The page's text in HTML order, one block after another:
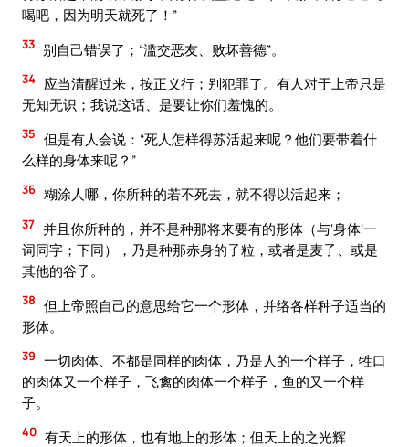
喝吧，因为明天就死了！”
33 别自己错误了；“滥交恶友、败坏善德”。
34 应当清醒过来，按正义行；别犯罪了。有人对于上帝只是
无知无识；我说这话、是要让你们羞愧的。
35 但是有人会说：“死人怎样得苏活起来呢？他们要带着什
么样的身体来呢？”
36 糊涂人哪，你所种的若不死去，就不得以活起来；
37 并且你所种的，并不是种那将来要有的形体（与‘身体’一
词同字；下同），乃是种那赤身的子粒，或者是麦子、或是
其他的谷子。
38 但上帝照自己的意思给它一个形体，并络各样种子适当的
形体。
39 一切肉体、不都是同样的肉体，乃是人的一个样子，牲口
的肉体又一个样子，飞禽的肉体一个样子，鱼的又一个样
子。
40 有天上的形体，也有地上的形体；但天上的之光辉